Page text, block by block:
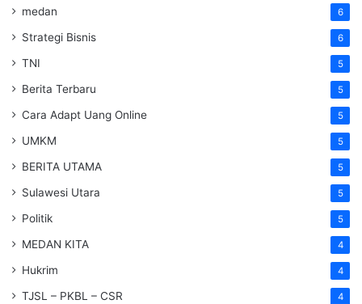
medan 6
Strategi Bisnis 6
TNI 5
Berita Terbaru 5
Cara Adapt Uang Online 5
UMKM 5
BERITA UTAMA 5
Sulawesi Utara 5
Politik 5
MEDAN KITA 4
Hukrim 4
TJSL – PKBL – CSR 4